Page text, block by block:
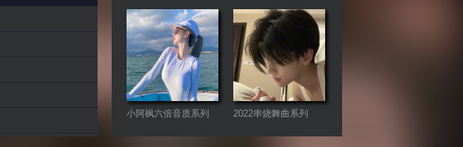
小阿枫六倍音质系列
2022串烧舞曲系列